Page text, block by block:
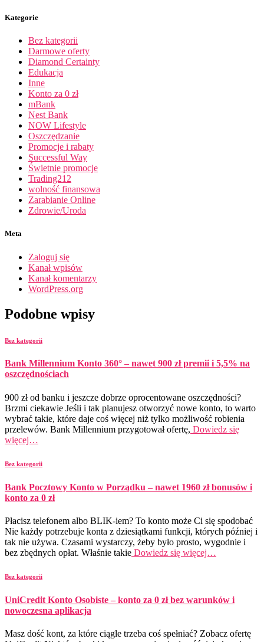
Kategorie
Bez kategorii
Darmowe oferty
Diamond Certainty
Edukacja
Inne
Konto za 0 zł
mBank
Nest Bank
NOW Lifestyle
Oszczędzanie
Promocje i rabaty
Successful Way
Świetnie promocje
Trading212
wolność finansowa
Zarabianie Online
Zdrowie/Uroda
Meta
Zaloguj się
Kanał wpisów
Kanał komentarzy
WordPress.org
Podobne wpisy
Bez kategorii
Bank Millennium Konto 360° – nawet 900 zł premii i 5,5% na
oszczędnościach
900 zł od banku i jeszcze dobrze oprocentowane oszczędności?
Brzmi ciekawie Jeśli i tak planujesz otworzyć nowe konto, to warto
wybrać takie, które daje coś więcej niż tylko możliwość robienia
przelewów. Bank Millennium przygotował ofertę, Dowiedz się
więcej…
Bez kategorii
Bank Pocztowy Konto w Porządku – nawet 1960 zł bonusów i
konto za 0 zł
Płacisz telefonem albo BLIK-iem? To konto może Ci się spodobać
Nie każdy potrzebuje konta z dziesiątkami funkcji, których później i
tak nie używa. Czasami wystarczy, żeby było prosto, wygodnie i
bez zbędnych opłat. Właśnie takie Dowiedz się więcej…
Bez kategorii
UniCredit Konto Osobiste – konto za 0 zł bez warunków i
nowoczesna aplikacja
Masz dość kont, za które ciągle trzeba coś spełniać? Zobacz ofertę